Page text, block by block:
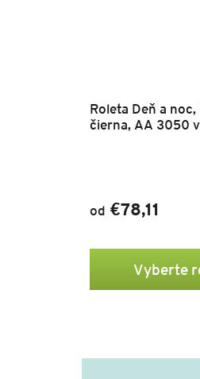
Roleta Deň a
čierna, AA 3050
od €78,11
Vyberte